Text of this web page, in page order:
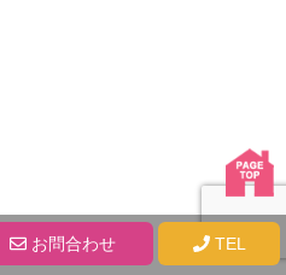
お問合わせ TEL